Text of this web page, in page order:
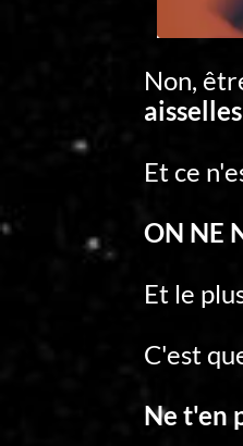
Non,
aisselles
Et ce
ON NE
Et le
C'est
Ne t'en